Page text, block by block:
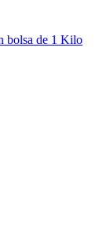
bolsa de 1 Kilo